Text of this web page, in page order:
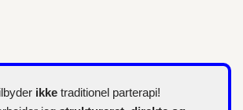
ikke traditionel parterapi!